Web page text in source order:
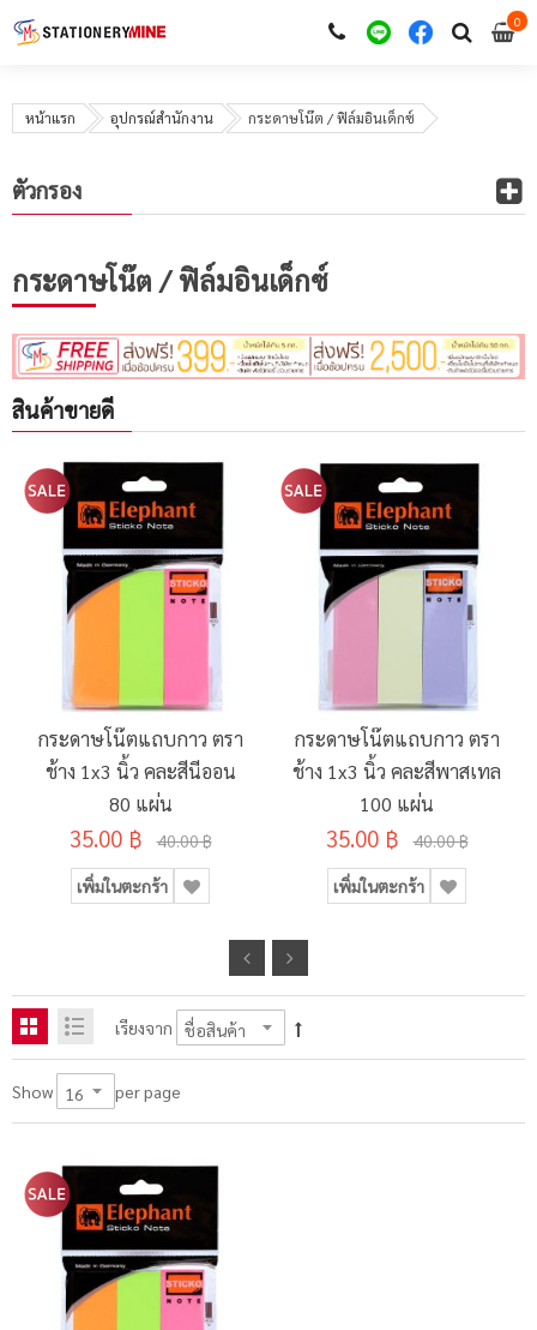
00
หน้าแรก อุปกรณ์สำนักงาน กระดาษโน๊ต / ฟิล์มอินเด็กซ์
กระดาษโน๊ต / ฟิล์มอินเด็กซ์
สินค้าขายดี
กระดาษโน๊ตแถบกาว ตรา
ช้าง 1x3 นิ้ว คละสีนีออน
80 แผ่น
35.00 ฿ 40.00 ฿
เพิ่มในตะกร้า
กระดาษโน๊ตแถบกาว ตรา
ช้าง 1x3 นิ้ว คละสีพาสเทล
100 แผ่น
35.00 ฿ 40.00 ฿
เพิ่มในตะกร้า
เรียงจาก
Show per page
ตัวกรอง